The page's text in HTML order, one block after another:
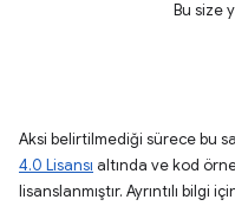
Bu size
Aksi belirtilmediği sürece bu
4.0 Lisansı altında ve kod
lisanslanmıştır. Ayrıntılı bilgi